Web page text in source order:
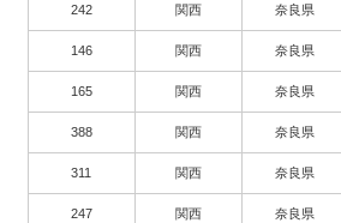
242 関西 奈良県
146 関西 奈良県
165 関西 奈良県
388 関西 奈良県
311 関西 奈良県
247 関西 奈良県